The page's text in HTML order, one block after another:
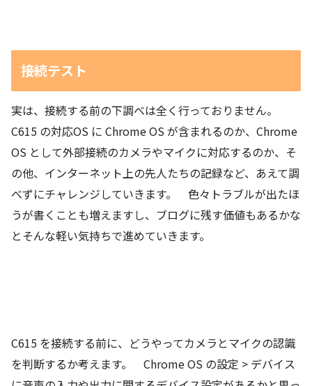
接続テスト
実は、接続する前の下調べは全く行っておりません。
C615 の対応OS に Chrome OS が含まれるのか、Chrome
OS として外部接続のカメラやマイクに対応するのか、そ
の他、インターネット上の先人たちの記録など、あえて調
べずにチャレンジしていきます。 色々トラブルが出たほ
うが書くことも増えますし、ブログに残す価値もあるかな
とそんな軽い気持ちで進めていきます。
C615 を接続する前に、どうやってカメラとマイクの認識
を判断するか考えます。 Chrome OS の設定 > デバイス